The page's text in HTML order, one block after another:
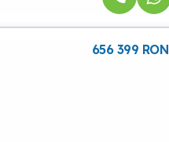
656 399 RON